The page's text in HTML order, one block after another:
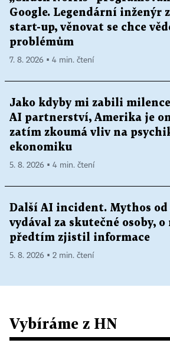
Google. Legendární inženýr
start-up, věnovat se chce
problémům
7. 8. 2026 ▪ 4 min. čtení
Jako kdyby mi zabili
AI partnerství, Amerika je
zatím zkoumá vliv na
ekonomiku
5. 8. 2026 ▪ 4 min. čtení
Další AI incident. Mythos
vydával za skutečné osoby, o
předtím zjistil informace
5. 8. 2026 ▪ 2 min. čtení
Vybíráme z HN